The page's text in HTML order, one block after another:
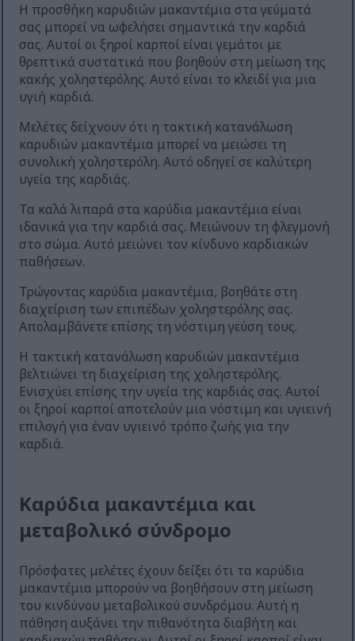
Η προσθήκη καρυδιών μακαντέμια στα γεύματά
σας μπορεί να ωφελήσει σημαντικά την καρδιά
σας. Αυτοί οι ξηροί καρποί είναι γεμάτοι με
θρεπτικά συστατικά που βοηθούν στη μείωση της
κακής χοληστερόλης. Αυτό είναι το κλειδί για μια
υγιή καρδιά.
Μελέτες δείχνουν ότι η τακτική κατανάλωση
καρυδιών μακαντέμια μπορεί να μειώσει τη
συνολική χοληστερόλη. Αυτό οδηγεί σε καλύτερη
υγεία της καρδιάς.
Τα καλά λιπαρά στα καρύδια μακαντέμια είναι
ιδανικά για την καρδιά σας. Μειώνουν τη φλεγμονή
στο σώμα. Αυτό μειώνει τον κίνδυνο καρδιακών
παθήσεων.
Τρώγοντας καρύδια μακαντέμια, βοηθάτε στη
διαχείριση των επιπέδων χοληστερόλης σας.
Απολαμβάνετε επίσης τη νόστιμη γεύση τους.
Η τακτική κατανάλωση καρυδιών μακαντέμια
βελτιώνει τη διαχείριση της χοληστερόλης.
Ενισχύει επίσης την υγεία της καρδιάς σας. Αυτοί
οι ξηροί καρποί αποτελούν μια νόστιμη και υγιεινή
επιλογή για έναν υγιεινό τρόπο ζωής για την
καρδιά.
Καρύδια μακαντέμια και
μεταβολικό σύνδρομο
Πρόσφατες μελέτες έχουν δείξει ότι τα καρύδια
μακαντέμια μπορούν να βοηθήσουν στη μείωση
του κινδύνου μεταβολικού συνδρόμου. Αυτή η
πάθηση αυξάνει την πιθανότητα διαβήτη και